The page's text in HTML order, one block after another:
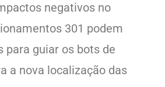
negativos no
301 podem
para guiar os bots de
a nova localização das